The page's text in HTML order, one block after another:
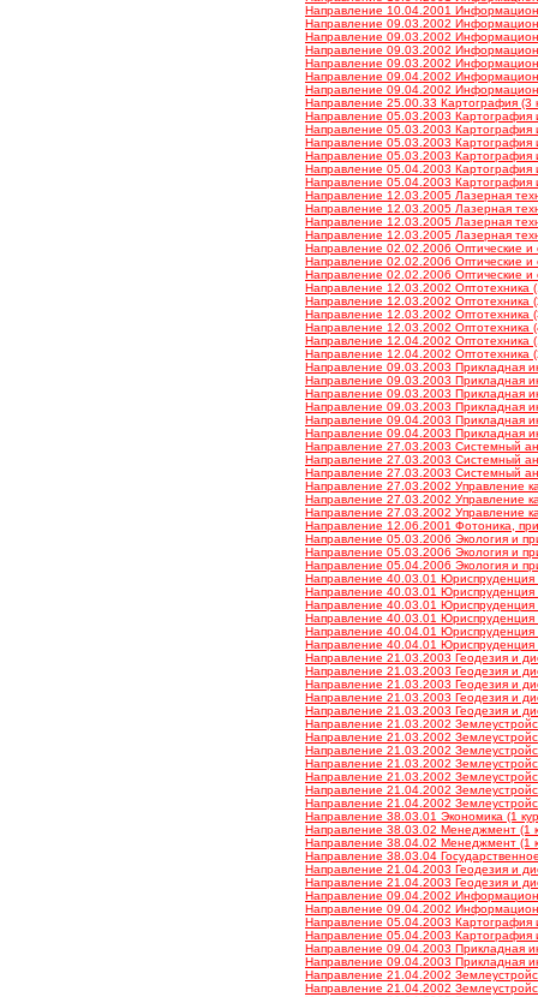
Направление 10.04.2001
Направление 09.03.2002
Направление 09.03.2002
Направление 09.03.2002
Направление 09.03.2002
Направление 09.04.2002
Направление 09.04.2002
Направление 25.00.33 Картография (3
Направление 05.03.2003 Картография
Направление 05.03.2003 Картография
Направление 05.03.2003 Картография
Направление 05.03.2003 Картография
Направление 05.04.2003 Картография
Направление 05.04.2003 Картография
Направление 12.03.2005 Лазерная
Направление 12.03.2005 Лазерная
Направление 12.03.2005 Лазерная
Направление 12.03.2005 Лазерная
Направление 02.02.2006 Оптические и
Направление 02.02.2006 Оптические и
Направление 02.02.2006 Оптические и
Направление 12.03.2002 Оптотехника
Направление 12.03.2002 Оптотехника
Направление 12.03.2002 Оптотехника
Направление 12.03.2002 Оптотехника
Направление 12.04.2002 Оптотехника
Направление 12.04.2002 Оптотехника
Направление 09.03.2003 Прикладная
Направление 09.03.2003 Прикладная
Направление 09.03.2003 Прикладная
Направление 09.03.2003 Прикладная
Направление 09.04.2003 Прикладная
Направление 09.04.2003 Прикладная
Направление 27.03.2003 Системный
Направление 27.03.2003 Системный
Направление 27.03.2003 Системный
Направление 27.03.2002 Управление
Направление 27.03.2002 Управление
Направление 27.03.2002 Управление
Направление 12.06.2001 Фотоника,
Направление 05.03.2006 Экология и
Направление 05.03.2006 Экология и
Направление 05.04.2006 Экология и
Направление 40.03.01 Юриспруденция
Направление 40.03.01 Юриспруденция
Направление 40.03.01 Юриспруденция
Направление 40.03.01 Юриспруденция
Направление 40.04.01 Юриспруденция
Направление 40.04.01 Юриспруденция
Направление 21.03.2003 Геодезия и
Направление 21.03.2003 Геодезия и
Направление 21.03.2003 Геодезия и
Направление 21.03.2003 Геодезия и
Направление 21.03.2003 Геодезия и
Направление 21.03.2002
Направление 21.03.2002
Направление 21.03.2002
Направление 21.03.2002
Направление 21.03.2002
Направление 21.04.2002
Направление 21.04.2002
Направление 38.03.01 Экономика (1
Направление 38.03.02 Менеджмент (1
Направление 38.04.02 Менеджмент (1
Направление 38.03.04
Направление 21.04.2003 Геодезия и
Направление 21.04.2003 Геодезия и
Направление 09.04.2002
Направление 09.04.2002
Направление 05.04.2003 Картография
Направление 05.04.2003 Картография
Направление 09.04.2003 Прикладная
Направление 09.04.2003 Прикладная
Направление 21.04.2002
Направление 21.04.2002